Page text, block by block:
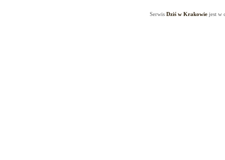
SerwisDziś w Krakowie jest w